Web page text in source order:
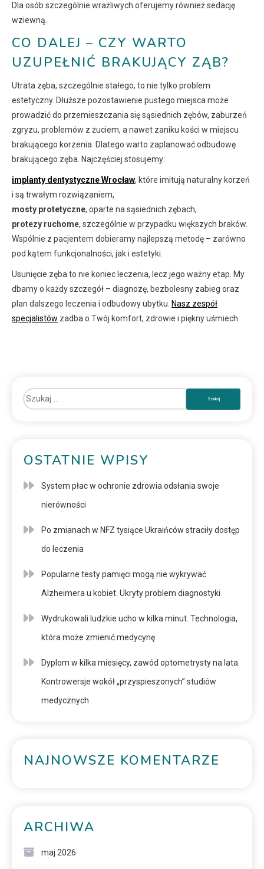
Dla osób szczególnie wrażliwych oferujemy również sedację
wziewną.
CO DALEJ – CZY WARTO
UZUPEŁNIĆ BRAKUJĄCY ZĄB?
Utrata zęba, szczególnie stałego, to nie tylko problem
estetyczny. Dłuższe pozostawienie pustego miejsca może
prowadzić do przemieszczania się sąsiednich zębów, zaburzeń
zgryzu, problemów z żuciem, a nawet zaniku kości w miejscu
brakującego korzenia. Dlatego warto zaplanować odbudowę
brakującego zęba. Najczęściej stosujemy:
implanty dentystyczne Wrocław, które imitują naturalny korzeń
i są trwałym rozwiązaniem,
mosty protetyczne, oparte na sąsiednich zębach,
protezy ruchome, szczególnie w przypadku większych braków.
Wspólnie z pacjentem dobieramy najlepszą metodę – zarówno
pod kątem funkcjonalności, jak i estetyki.
Usunięcie zęba to nie koniec leczenia, lecz jego ważny etap. My
dbamy o każdy szczegół – diagnozę, bezbolesny zabieg oraz
plan dalszego leczenia i odbudowy ubytku. Nasz zespół
specjalistów zadba o Twój komfort, zdrowie i piękny uśmiech.
OSTATNIE WPISY
System płac w ochronie zdrowia odsłania swoje
nierówności
Po zmianach w NFZ tysiące Ukraińców straciły dostęp
do leczenia
Popularne testy pamięci mogą nie wykrywać
Alzheimera u kobiet. Ukryty problem diagnostyki
Wydrukowali ludzkie ucho w kilka minut. Technologia,
która może zmienić medycynę
Dyplom w kilka miesięcy, zawód optometrysty na lata.
Kontrowersje wokół „przyspieszonych” studiów
medycznych
NAJNOWSZE KOMENTARZE
ARCHIWA
maj 2026